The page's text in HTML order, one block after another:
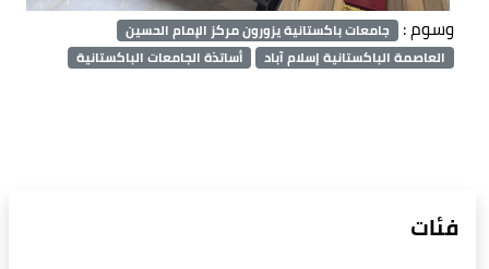
وسوم : جامعات باكستانية يزورون مركز الإمام الحسين
العاصمة الباكستانية إسلام آباد
أساتذة الجامعات الباكستانية
فئات